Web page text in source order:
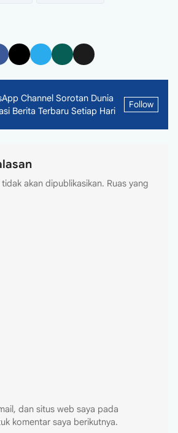
Channel Sorotan Dunia
Berita Terbaru Setiap Hari
Follow
akan dipublikasikan. Ruas yang
dan situs web saya pada
komentar saya berikutnya.